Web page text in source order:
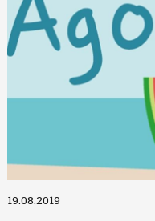
19.08.2019